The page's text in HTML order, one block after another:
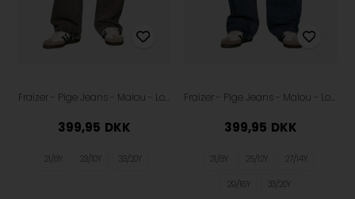
Fraizer - Pige Jeans - Malou - Low waist - Grey
399,95 DKK
21/8Y 23/10Y 33/20Y
Fraizer - Pige Jeans - Malou - Low Waist - Retro Blue
399,95 DKK
21/8Y 25/12Y 27/14Y
29/16Y 33/20Y